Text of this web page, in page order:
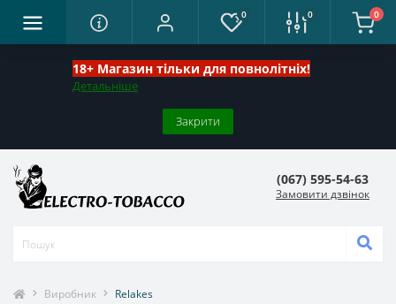
18+ Магазин тільки для повнолітніх!
Детальніше
Закрити
0 0 0
(067) 595-54-63
Замовити дзвінок
Виробник Relakes